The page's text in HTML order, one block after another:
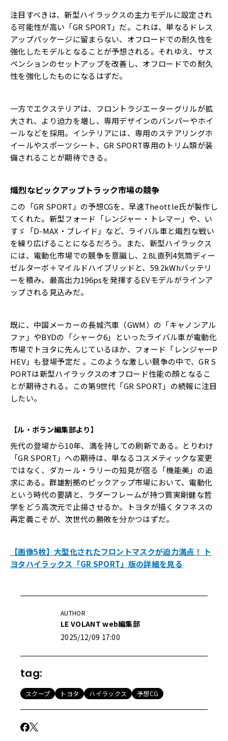
注目すべきは、新型ハイラックスの主力モデルに設定され
る可能性が高い「GR SPORT」だ。これは、単なるドレス
アップパッケージに留まらない、オフロードでの耐久性を
強化したモデルとなることが予想される。それゆえ、サス
ペンションのセットアップを改善し、オフロードでの耐久
性を強化したものになるはずだ。
一方でエクステリアは、フロントラジエーターグリルが拡
大され、より迫力を増し、専用デザインのバンパーやホイ
ールなどを採用。インテリアには、専用のステアリングホ
イールやスポーツシート、GR SPORT専用のトリム類が装
備されることが期待できる。
熾烈なピックアップトラック市場の競争
この「GR SPORT」の予想CGを、早速Theottle氏が製作し
てくれた。新型フォード「レンジャー・トレマー」や、い
すゞ「D-MAX・ブレイド」など、ライバル車と熾烈な戦い
を繰り広げることになるだろう。また、新型ハイラックス
には、電動化市場での競争を意識し、2.8L直列4気筒ディー
ゼルターボ＋マイルドハイブリッドと、59.2kWhバッテリ
ーを積み、最高出力196psを発揮するEVモデルがラインア
ップされる見込みだ。
既に、中国メーカーの長城汽車（GWM）の「キャノンアル
ファ」やBYDの「シャーク6」といったライバル車が電動化
市場でトヨタに先んじているほか、フォード「レンジャーP
HEV」も登場予定だ 。このような激しい競争の中で、GR S
PORTは新型ハイラックスのオフロード性能の顔となるこ
とが期待される。この第9世代「GR SPORT」の続報に注目
したい。
【ル・ボラン編集部より】
先代の登場から10年、満を持しての刷新である。とりわけ
「GR SPORT」への期待は、単なるコスメティックな変更
ではなく、ダカール・ラリーの知見が宿る「機能美」の追
求にある。群雄割拠のピックアップ市場において、電動化
という時代の要請と、ラダーフレームが持つ質実剛健な哲
学をどう高次元で止揚させるか。トヨタが描くタフネスの
再定義こそが、次世代の勝敗を分かつはずだ。
【画像5枚】大型化されたフロントマスクが迫力満点！ ト
ヨタハイラックス「GR SPORT」版の詳細を見る
AUTHOR
LE VOLANT web編集部
2025/12/09 17:00
tag:
スクープ トヨタ ハイラックス 予想CG